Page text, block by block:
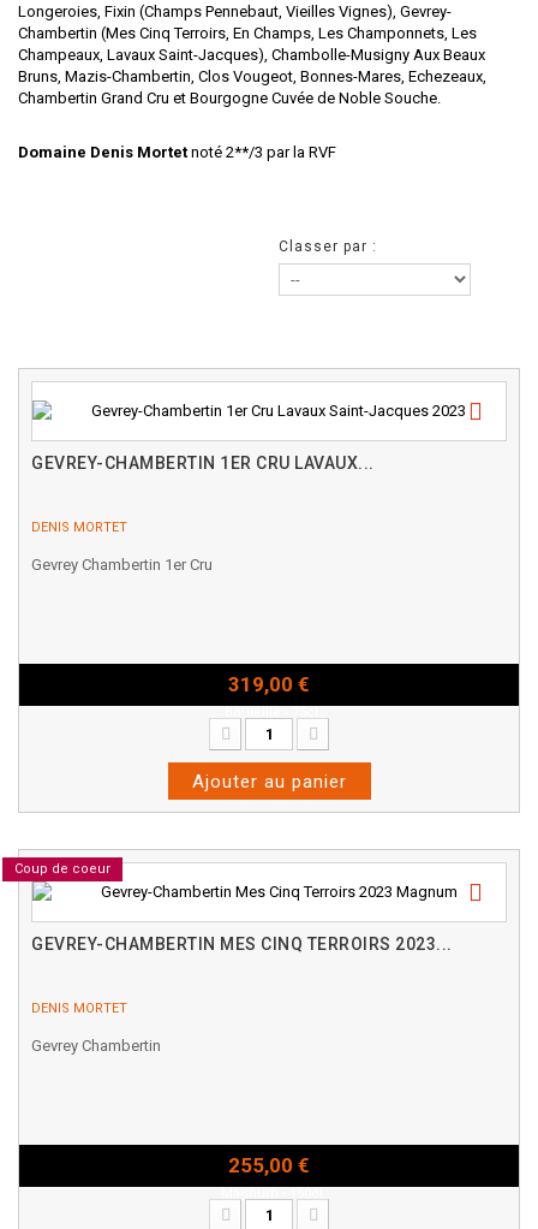
Longeroies, Fixin (Champs Pennebaut, Vieilles Vignes), Gevrey-
Chambertin (Mes Cinq Terroirs, En Champs, Les Champonnets, Les
Champeaux, Lavaux Saint-Jacques), Chambolle-Musigny Aux Beaux
Bruns, Mazis-Chambertin, Clos Vougeot, Bonnes-Mares, Echezeaux,
Chambertin Grand Cru et Bourgogne Cuvée de Noble Souche.
Domaine Denis Mortet noté 2**/3 par la RVF
Classer par :
GEVREY-CHAMBERTIN 1ER CRU LAVAUX...
DENIS MORTET
Gevrey Chambertin 1er Cru
319,00 €
Ajouter au panier
Coup de coeur
GEVREY-CHAMBERTIN MES CINQ TERROIRS 2023...
DENIS MORTET
Gevrey Chambertin
255,00 €